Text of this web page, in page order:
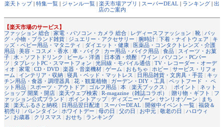
楽天トップ
特集一覧 ジャンル一覧 楽天市場アプリ スーパーDEAL ランキング
出
店のご案内
【楽天市場のサービス】
ファッション 総合
家電・パソコン・カメラ 総合 レディースファッション 靴
バッ
グ・小物・ブランド雑貨
ジュエリー・アクセサリー 腕時計 下着・ナイトウェア
キ
ッズ・ベビー用品・マタニティ
ダイエット・健康
医薬品・コンタクトレンズ・介護
用品
美容・コスメ・香水 車・バイク カー用品・バイク用品 食品
スイーツ・お菓
子
水・ソフトドリンク ビール・洋酒 日本酒・焼酎 ワイン
パソコン・PCパー
ツ
タブレットPC・スマートフォン 光回線・モバイル通信
TV・レコーダー・オーデ
ィオ
家電 CD・DVD 楽器・音楽機材 ゲーム おもちゃ ホビー
サービス・リフォ
ーム
インテリア・収納 寝具・ベッド・マットレス 日用品雑貨・文房具・手芸
キッ
チン用品・食器・調理器具
花・観葉植物 ガーデン・DIY・工具
ペットフード ・ ペ
ット用品
スポーツ・アウトドア ゴルフ用品 本 （楽天ブックス ） | ポイント
ネット
ショップ 開業・開店
楽天ウェブ検索 R-magazine（雑誌コラボ） 贈り物・ギフト
フ
ァッション公式ブランド
ポイントアップ ディズニーゾーン サンリオゾーン
まち
楽
楽天ふるさと納税 日用品翌日配達 スーパーDEAL 開催中イベント一覧
福袋＆
初売り
バレンタイン ホワイトデー 母の日 父の日 お中元 敬老の日
ハロウィ
ン
お歳暮 クリスマス おせち ランキング